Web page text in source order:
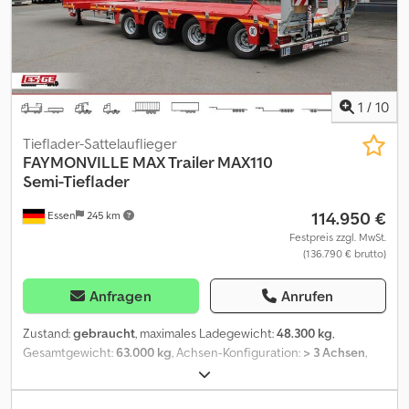
Technischer Zustand: sehr gut Optischer Zustand: sehr gut
Finanzielle Informationen Preis: Auf Anfrage Identifikation
Kennzeichen: QKW546
1 / 10
Essen 245 km
Tieflader-Sattelauflieger
FAYMONVILLE MAX Trailer MAX110
Semi-Tieflader
114.950 €
Festpreis zzgl. MwSt.
(136.790 € brutto)
Anfragen Anrufen
Zustand:gebraucht, maximales Ladegewicht:48.300 kg,
Gesamtgewicht:63.000 kg, Achsen-Konfiguration: > 3 Achsen,
, nächste Prüfung (TÜV):
Ausstattung:ABS, Auszug aus der Ausstattung. Komplette